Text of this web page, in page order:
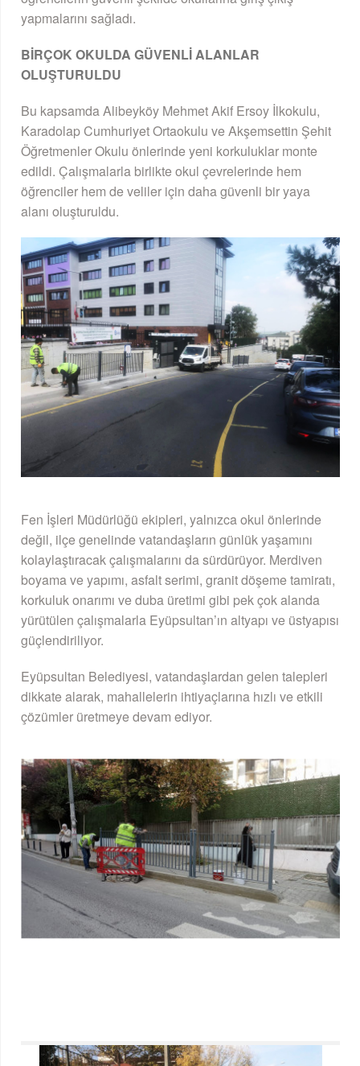
yapmalarını sağladı.
BİRÇOK OKULDA GÜVENLİ ALANLAR
OLUŞTURULDU
Bu kapsamda Alibeyköy Mehmet Akif Ersoy İlkokulu,
Karadolap Cumhuriyet Ortaokulu ve Akşemsettin Şehit
Öğretmenler Okulu önlerinde yeni korkuluklar monte
edildi. Çalışmalarla birlikte okul çevrelerinde hem
öğrenciler hem de veliler için daha güvenli bir yaya
alanı oluşturuldu.
Fen İşleri Müdürlüğü ekipleri, yalnızca okul önlerinde
değil, ilçe genelinde vatandaşların günlük yaşamını
kolaylaştıracak çalışmalarını da sürdürüyor. Merdiven
boyama ve yapımı, asfalt serimi, granit döşeme tamiratı,
korkuluk onarımı ve duba üretimi gibi pek çok alanda
yürütülen çalışmalarla Eyüpsultan’ın altyapı ve üstyapısı
güçlendiriliyor.
Eyüpsultan Belediyesi, vatandaşlardan gelen talepleri
dikkate alarak, mahallelerin ihtiyaçlarına hızlı ve etkili
çözümler üretmeye devam ediyor.